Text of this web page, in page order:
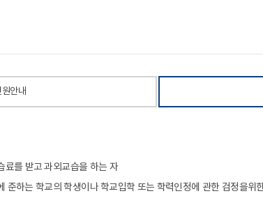
안내
료를 받고 과외교습을 하는 자
준하는 학교의 학생이나 학교입학 또는 학력인정에 관한 검정을위